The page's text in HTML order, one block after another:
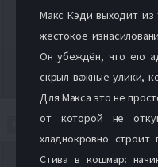
Макс Кэди выходит из
жестокое
Он убеждён, что его
скрыл важные улики,
Для Макса это не
от которой не
хладнокровно строит
Стива в кошмар: